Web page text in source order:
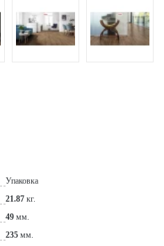
Упаковка
21.87 кг.
49 мм.
235 мм.